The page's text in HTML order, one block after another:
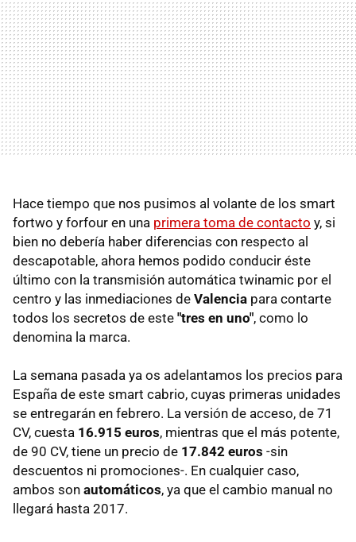
Hace tiempo que nos pusimos al volante de los smart
fortwo y forfour en una primera toma de contacto y, si
bien no debería haber diferencias con respecto al
descapotable, ahora hemos podido conducir éste
último con la transmisión automática twinamic por el
centro y las inmediaciones de Valencia para contarte
todos los secretos de este "tres en uno", como lo
denomina la marca.
La semana pasada ya os adelantamos los precios para
España de este smart cabrio, cuyas primeras unidades
se entregarán en febrero. La versión de acceso, de 71
CV, cuesta 16.915 euros, mientras que el más potente,
de 90 CV, tiene un precio de 17.842 euros -sin
descuentos ni promociones-. En cualquier caso,
ambos son automáticos, ya que el cambio manual no
llegará hasta 2017.